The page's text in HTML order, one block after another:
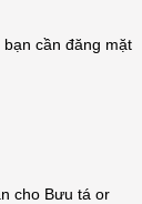
cần đăng mặt
cho Bưu tá or